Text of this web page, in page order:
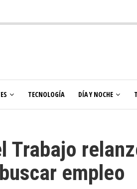
TECNOLOGÍA DÍA Y NOCHE
Trabajo
empleo